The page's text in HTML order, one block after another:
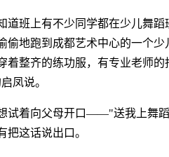
班上有不少同学都在少儿舞蹈
偷地跑到成都艺术中心的一个
着整齐的练功服，有专业老师
凤说。
着向父母开口——"送我上舞蹈
把这话说出口。